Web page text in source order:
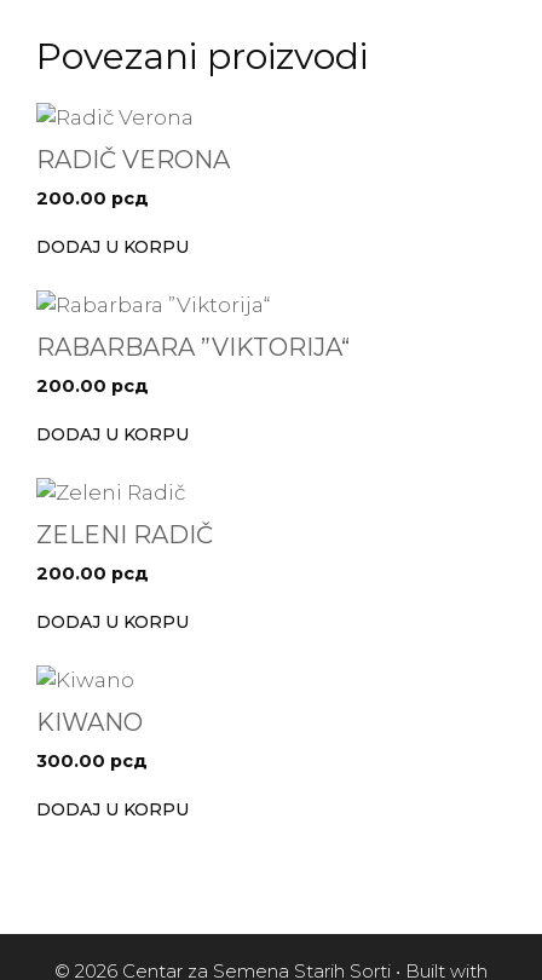
Povezani proizvodi
RADIČ VERONA
200.00 рсд
DODAJ U KORPU
RABARBARA ”VIKTORIJA“
200.00 рсд
DODAJ U KORPU
ZELENI RADIČ
200.00 рсд
DODAJ U KORPU
KIWANO
300.00 рсд
DODAJ U KORPU
© 2026 Centar za Semena Starih Sorti • Built with